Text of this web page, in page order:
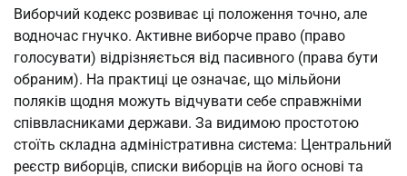
Виборчий кодекс розвиває ці положення точно, але
водночас гнучко. Активне виборче право (право
голосувати) відрізняється від пасивного (права бути
обраним). На практиці це означає, що мільйони
поляків щодня можуть відчувати себе справжніми
співвласниками держави. За видимою простотою
стоїть складна адміністративна система: Центральний
реєстр виборців, списки виборців на його основі та